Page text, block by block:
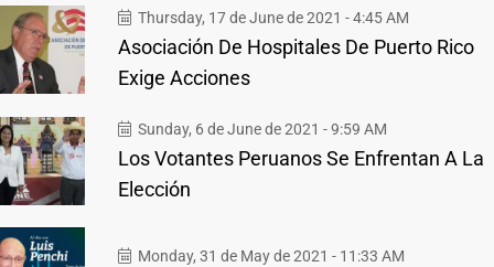
Thursday, 17 de June de 2021 - 4:45 AM
Asociación De Hospitales De Puerto Rico
Exige Acciones
Sunday, 6 de June de 2021 - 9:59 AM
Los Votantes Peruanos Se Enfrentan A La
Elección
Monday, 31 de May de 2021 - 11:33 AM